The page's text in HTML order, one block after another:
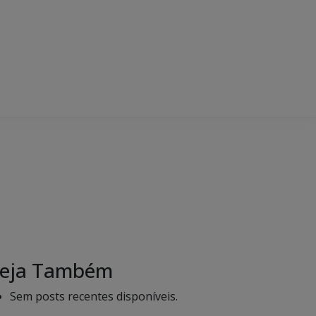
Também
Sem posts recentes disponíveis.